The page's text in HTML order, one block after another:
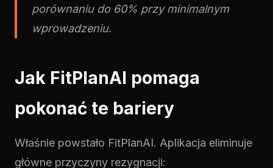
porównaniu do 60% przy minimalnym
wprowadzeniu.
Jak FitPlanAI pomaga
pokonać te bariery
Właśnie powstało FitPlanAI. Aplikacja eliminuje
główne przyczyny rezygnacji: